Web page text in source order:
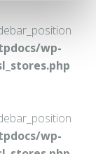
wp-
wp-